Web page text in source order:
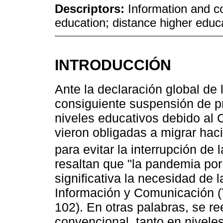
Descriptors: Information and
education; distance higher
INTRODUCCIÓN
Ante la declaración global
consiguiente suspensión de
niveles educativos debido al
vieron obligadas a migrar
para evitar la interrupción de
resaltan que "la pandemia
significativa la necesidad de
Información y Comunicación
102). En otras palabras, se